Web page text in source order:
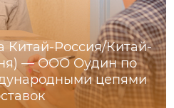
Китай-Россия/Китай-
— ООО Оудин по
цепями